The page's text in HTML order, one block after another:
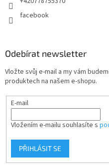
facebook
Odebírat newsletter
Vložte svůj e-mail a my vám
produktech na našem e-shopu.
E-mail
Vložením e-mailu souhlasíte s
PŘIHLÁSIT SE